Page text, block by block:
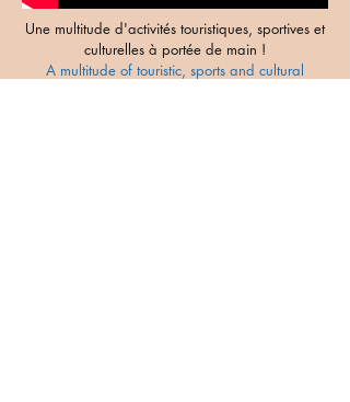
Une multitude d'activités touristiques, sportives et
culturelles à portée de main !
A multitude of touristic, sports and cultural